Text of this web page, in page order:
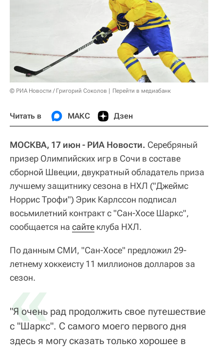
© РИА Новости / Григорий Соколов Перейти в медиабанк
Читать в МАКС Дзен
МОСКВА, 17 июн - РИА Новости. Серебряный
призер Олимпийских игр в Сочи в составе
сборной Швеции, двукратный обладатель приза
лучшему защитнику сезона в НХЛ ("Джеймс
Норрис Трофи") Эрик Карлссон подписал
восьмилетний контракт с "Сан-Хосе Шаркс",
сообщается на сайте клуба НХЛ.
По данным СМИ, "Сан-Хосе" предложил 29-
летнему хоккеисту 11 миллионов долларов за
сезон.
«
"Я очень рад продолжить свое путешествие
с "Шаркс". С самого моего первого дня
здесь я могу сказать только хорошее в